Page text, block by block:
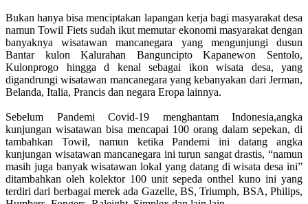
Bukan hanya bisa menciptakan lapangan kerja bagi masyarakat desa
namun Towil Fiets sudah ikut memutar ekonomi masyarakat dengan
banyaknya wisatawan mancanegara yang mengunjungi dusun
Bantar kulon Kalurahan Banguncipto Kapanewon Sentolo,
Kulonprogo hingga d kenal sebagai ikon wisata desa, yang
digandrungi wisatawan mancanegara yang kebanyakan dari Jerman,
Belanda, Italia, Prancis dan negara Eropa lainnya.
Sebelum Pandemi Covid-19 menghantam Indonesia,angka
kunjungan wisatawan bisa mencapai 100 orang dalam sepekan, di
tambahkan Towil, namun ketika Pandemi ini datang angka
kunjungan wisatawan mancanegara ini turun sangat drastis, “namun
masih juga banyak wisatawan lokal yang datang di wisata desa ini”
ditambahkan oleh kolektor 100 unit sepeda onthel kuno ini yang
terdiri dari berbagai merek ada Gazelle, BS, Triumph, BSA, Philips,